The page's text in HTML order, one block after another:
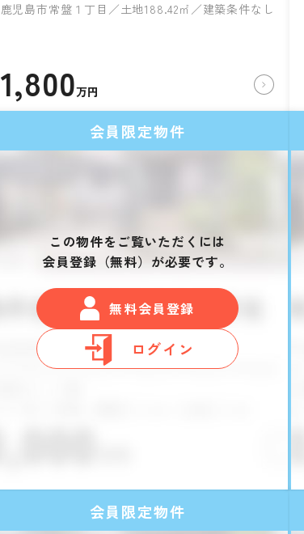
鹿児島市常盤１丁目／土地188.42㎡／建築条件なし
1,800万円
会員限定物件
この物件をご覧いただくには
会員登録（無料）が必要です。
無料会員登録
ログイン
会員限定物件